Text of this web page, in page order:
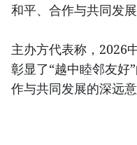
和平、合作与共同发展
主办方代表称，2026
彰显了“越中睦邻友好
作与共同发展的深远意